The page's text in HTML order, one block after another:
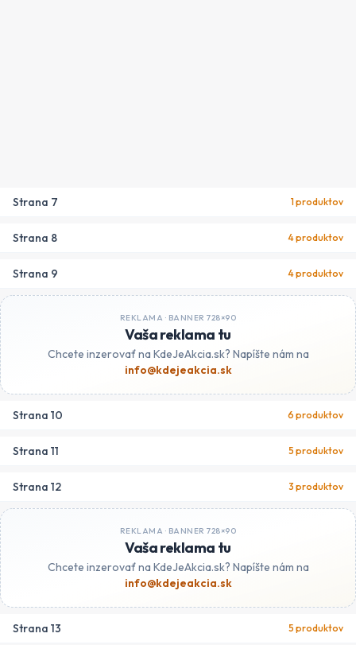
Strana 7 1produktov
Strana 8 4produktov
Strana 9 4produktov
REKLAMA · BANNER 728×90
Vaša reklama tu
Chcete inzerovať na KdeJeAkcia.sk? Napíšte nám na
info@kdejeakcia.sk
Strana 10 6 produktov
Strana 11 5 produktov
Strana 12 3 produktov
REKLAMA · BANNER 728×90
Vaša reklama tu
Chcete inzerovať na KdeJeAkcia.sk? Napíšte nám na
info@kdejeakcia.sk
Strana 13 5 produktov